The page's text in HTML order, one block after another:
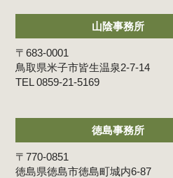
山陰事務所
〒683-0001
鳥取県米子市皆生温泉2-7-14
0859-21-5169
徳島事務所
〒770-0851
徳島県徳島市徳島町城内6-87